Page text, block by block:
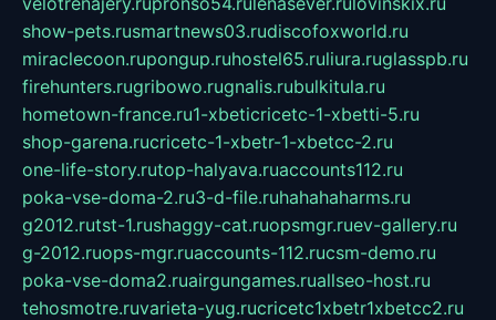
show-pets.rusmartnews03.rudiscofoxworld.ru
miraclecoon.rupongup.ruhostel65.ruliura.ruglasspb.ru
firehunters.rugribowo.rugnalis.rubulkitula.ru
hometown-france.ru1-xbeticricetc-1-xbetti-5.ru
shop-garena.rucricetc-1-xbetr-1-xbetcc-2.ru
one-life-story.rutop-halyava.ruaccounts112.ru
poka-vse-doma-2.ru3-d-file.ruhahahaharms.ru
g2012.rutst-1.rushaggy-cat.ruopsmgr.ruev-gallery.ru
g-2012.ruops-mgr.ruaccounts-112.rucsm-demo.ru
poka-vse-doma2.ruairgungames.ruallseo-host.ru
tehosmotre.ruvarieta-yug.rucricetc1xbetr1xbetcc2.ru